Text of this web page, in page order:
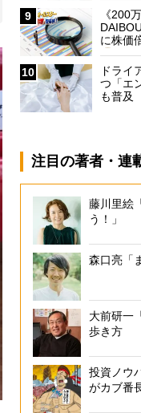
9
《200
に株価
10
ドライ
つ「エ
も普及
注目の著者・連
藤川里絵
う！」
森口亮「
大前研一
歩き方
投資ノウ
がカブ番